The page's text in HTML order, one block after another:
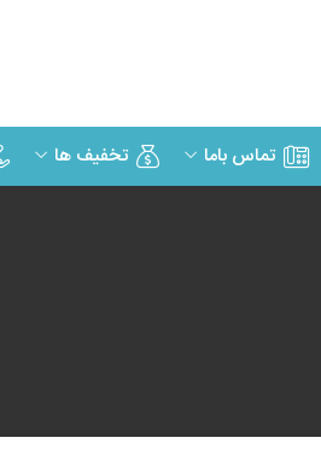
تماس باما تخفیف ها